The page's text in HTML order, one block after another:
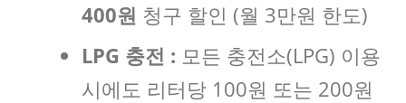
400원 청구 할인 (월 3만원 한도)
LPG 충전 : 모든 충전소(LPG) 이용
시에도 리터당 100원 또는 200원